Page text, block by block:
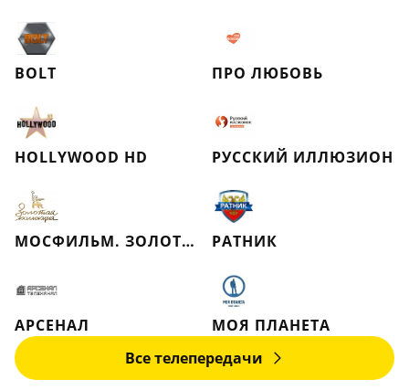
BOLT ПРО ЛЮБОВЬ
HOLLYWOOD HD РУССКИЙ ИЛЛЮЗИОН
МОСФИЛЬМ. ЗОЛОТАЯ КОЛЛЕКЦИЯ РАТНИК
АРСЕНАЛ
МОЯ ПЛАНЕТА
Все телепередачи